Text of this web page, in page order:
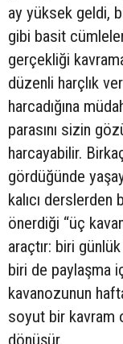
ay yüksek geldi,
gibi basit
gerçekliği
düzenli harçlık
harcadığına
parasını sizin
harcayabilir.
gördüğünde
kalıcı derslerden
önerdiği “üç
araçtır: biri
biri de paylaşma
kavanozunun
soyut bir kavram
dönüşür.